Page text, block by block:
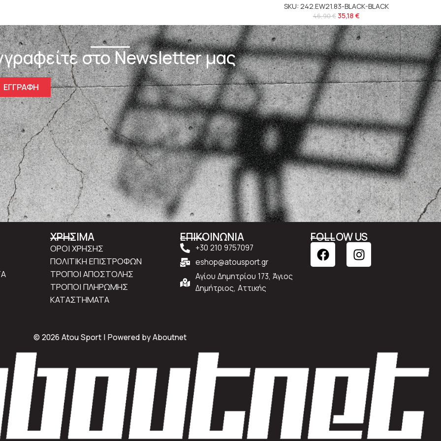
SKU: 242.EW21.83-BLACK-BLACK
46,90€35,18 €
στο Newsletter μας
ΕΓΓΡΑΦΗ
ΧΡΗΣΙΜΑ
ΟΡΟΙ ΧΡΗΣΗΣ
ΠΟΛΙΤΙΚΗ ΕΠΙΣΤΡΟΦΩΝ
ΤΡΟΠΟΙ ΑΠΟΣΤΟΛΗΣ
ΤΡΟΠΟΙ ΠΛΗΡΩΜΗΣ
ΚΑΤΑΣΤΗΜΑΤΑ
ΕΠΙΚΟΙΝΩΝΙΑ
+30 210 9757097
eshop@atousport.gr
Αγίου Δημητρίου 173, Άγιος
Δημήτριος, Αττικής
FOLLOW US
© 2026 Atou Sport | Powered byAboutnet